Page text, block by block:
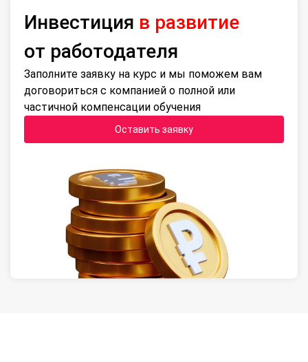
Инвестиция в развитие
от работодателя
Заполните заявку на курс и мы поможем вам
договориться с компанией о полной или
частичной компенсации обучения
Оставить заявку